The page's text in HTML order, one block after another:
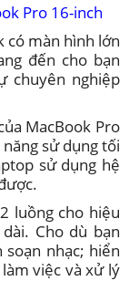
Pro 16-inch
có màn hình lớn
đến cho bạn
chuyên nghiệp
MacBook Pro
sử dụng tối
sử dụng hệ
luồng cho hiệu
Cho dù bạn
nhạc; hiển
việc và xử lý